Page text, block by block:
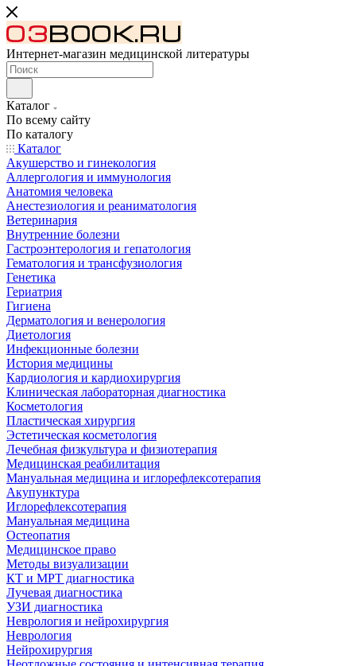
Интернет-магазин медицинской литературы
Каталог
По всему сайту
По каталогу
Каталог
Акушерство и гинекология
Аллергология и иммунология
Анатомия человека
Анестезиология и реаниматология
Ветеринария
Внутренние болезни
Гастроэнтерология и гепатология
Гематология и трансфузиология
Генетика
Гериатрия
Гигиена
Дерматология и венерология
Диетология
Инфекционные болезни
История медицины
Кардиология и кардиохирургия
Клиническая лабораторная диагностика
Косметология
Пластическая хирургия
Эстетическая косметология
Лечебная физкультура и физиотерапия
Медицинская реабилитация
Мануальная медицина и иглорефлексотерапия
Акупунктура
Иглорефлексотерапия
Мануальная медицина
Остеопатия
Медицинское право
Методы визуализации
КТ и МРТ диагностика
Лучевая диагностика
УЗИ диагностика
Неврология и нейрохирургия
Неврология
Нейрохирургия